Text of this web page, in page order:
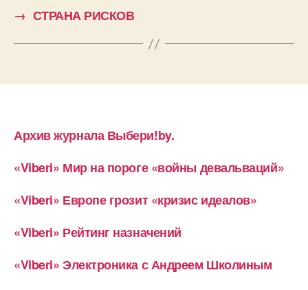
→ СТРАНА РИСКОВ
Архив журнала Выбери!by.
«Viberi» Мир на пороге «войны девальваций»
«Viberi» Европе грозит «кризис идеалов»
«Viberi» Рейтинг назначений
«Viberi» Электроника с Андреем Школиным